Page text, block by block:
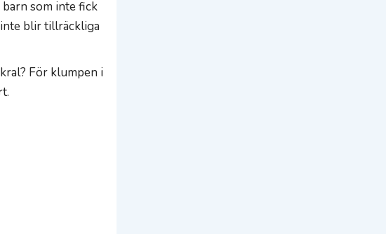
som inte fick
blir tillräckliga
För klumpen i